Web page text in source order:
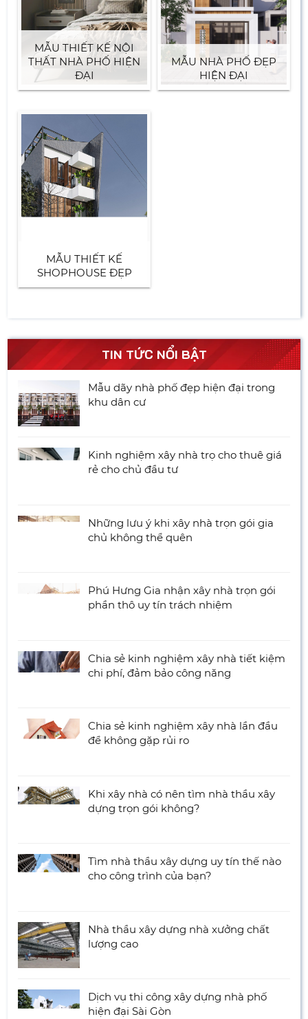
MẪU THIẾT KẾ NỘI
THẤT NHÀ PHỐ HIỆN
ĐẠI
MẪU NHÀ PHỐ ĐẸP
HIỆN ĐẠI
MẪU THIẾT KẾ
SHOPHOUSE ĐẸP
TIN TỨC NỔI BẬT
Mẫu dãy nhà phố đẹp hiện đại trong
khu dân cư
Kinh nghiệm xây nhà trọ cho thuê giá
rẻ cho chủ đầu tư
Những lưu ý khi xây nhà trọn gói gia
chủ không thể quên
Phú Hưng Gia nhận xây nhà trọn gói
phần thô uy tín trách nhiệm
Chia sẻ kinh nghiệm xây nhà tiết kiệm
chi phí, đảm bảo công năng
Chia sẻ kinh nghiệm xây nhà lần đầu
để không gặp rủi ro
Khi xây nhà có nên tìm nhà thầu xây
dựng trọn gói không?
Tìm nhà thầu xây dựng uy tín thế nào
cho công trình của bạn?
Nhà thầu xây dựng nhà xưởng chất
lượng cao
Dịch vụ thi công xây dựng nhà phố
hiện đại Sài Gòn